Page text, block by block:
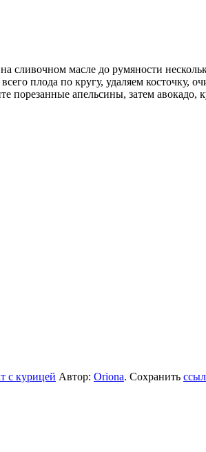
сливочном масле до румяности
плода по кругу, удаляем
апельсины, затем авокадо,
с курицей Автор: Oriona. Сохранить